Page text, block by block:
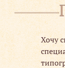
Хочу